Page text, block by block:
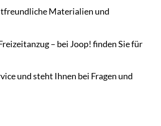
Materialien und
– bei Joop! finden Sie für
und steht Ihnen bei Fragen und